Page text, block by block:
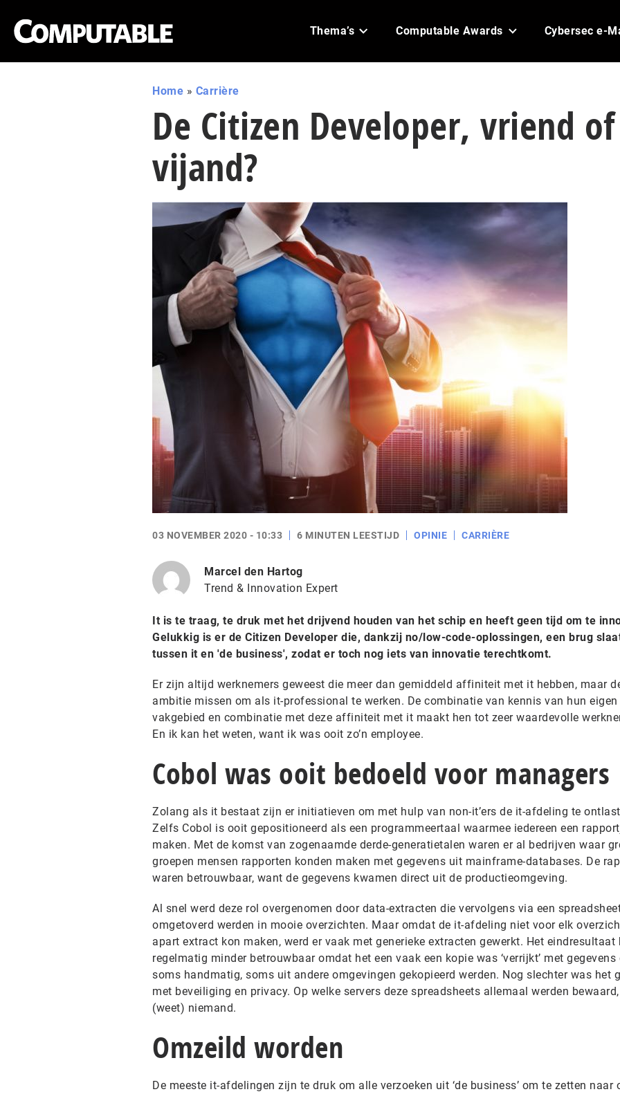
Thema’s Computable Awards Cybersec e-
Home » Carrière
De Citizen Developer, vriend of
vijand?
03 NOVEMBER 2020 - 10:33 6 MINUTEN LEESTIJD OPINIE CARRIÈRE
Marcel den Hartog
Trend & Innovation Expert
It is te traag, te druk met het drijvend houden van het schip en heeft geen tijd om te
Gelukkig is er de Citizen Developer die, dankzij no/low-code-oplossingen, een brug
tussen it en 'de business', zodat er toch nog iets van innovatie terechtkomt.
Er zijn altijd werknemers geweest die meer dan gemiddeld affiniteit met it hebben, maar
ambitie missen om als it-professional te werken. De combinatie van kennis van hun eigen
vakgebied en combinatie met deze affiniteit met it maakt hen tot zeer waardevolle
En ik kan het weten, want ik was ooit zo’n employee.
Cobol was ooit bedoeld voor managers
Zolang als it bestaat zijn er initiatieven om met hulp van non-it’ers de it-afdeling te
Zelfs Cobol is ooit gepositioneerd als een programmeertaal waarmee iedereen een
maken. Met de komst van zogenaamde derde-generatietalen waren er al bedrijven waar
groepen mensen rapporten konden maken met gegevens uit mainframe-databases. De
waren betrouwbaar, want de gegevens kwamen direct uit de productieomgeving.
Al snel werd deze rol overgenomen door data-extracten die vervolgens via een
omgetoverd werden in mooie overzichten. Maar omdat de it-afdeling niet voor elk
apart extract kon maken, werd er vaak met generieke extracten gewerkt. Het eindresultaat
regelmatig minder betrouwbaar omdat het een vaak een kopie was ‘verrijkt’ met gegevens
soms handmatig, soms uit andere omgevingen gekopieerd werden. Nog slechter was het
met beveiliging en privacy. Op welke servers deze spreadsheets allemaal werden
(weet) niemand.
Omzeild worden
De meeste it-afdelingen zijn te druk om alle verzoeken uit ‘de business’ om te zetten naar